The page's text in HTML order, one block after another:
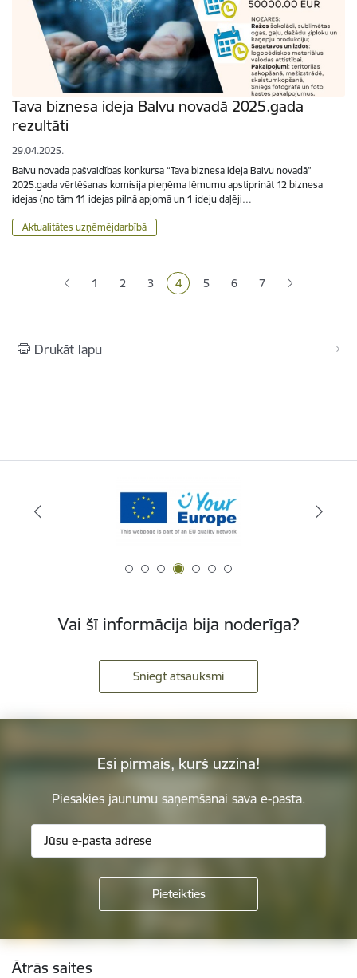
Tava biznesa ideja Balvu novadā 2025.gada
rezultāti
29.04.2025.
Balvu novada pašvaldības konkursa “Tava biznesa ideja Balvu novadā”
2025.gada vērtēšanas komisija pieņēma lēmumu apstiprināt 12 biznesa
idejas (no tām 11 idejas pilnā apjomā un 1 ideju daļēji…
Aktualitātes uzņēmējdarbībā
Lapa
1 Lapa
2 Lapa
3 Pašreizējā lapa
4 Lapa
5 Lapa
6 7
Drukāt lapu
Vai šī informācija bija noderīga?
Sniegt atsauksmi
Esi pirmais, kurš uzzina!
Piesakies jaunumu saņemšanai savā e-pastā.
Kājene
Ātrās saites